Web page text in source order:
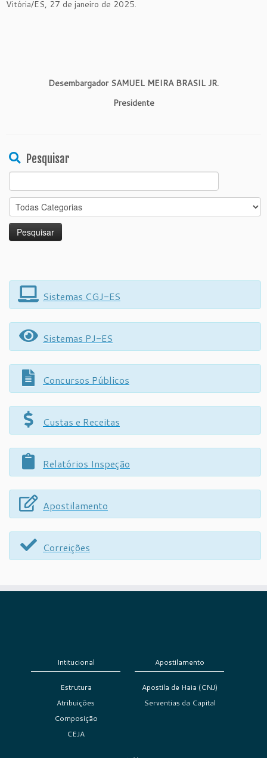
Vitória/ES, 27 de janeiro de 2025.
Desembargador SAMUEL MEIRA BRASIL JR.
Presidente
Pesquisar
Search
for:
Sistemas CGJ-ES
Sistemas PJ-ES
Concursos Públicos
Custas e Receitas
Relatórios Inspeção
Apostilamento
Correições
Intitucional
Estrutura
Atribuições
Composição
CEJA
Apostilamento
Apostila de Haia (CNJ)
Serventias da Capital